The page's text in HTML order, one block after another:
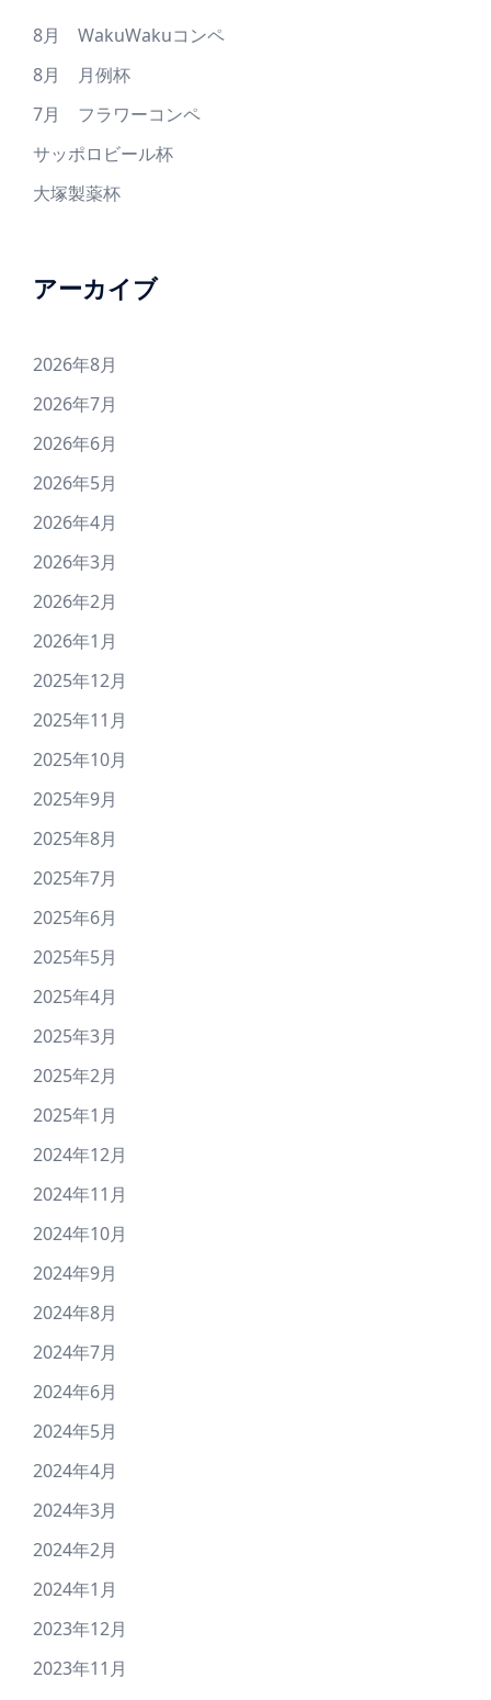
8月 WakuWakuコンペ
8月 月例杯
7月 フラワーコンペ
サッポロビール杯
大塚製薬杯
アーカイブ
2026年8月
2026年7月
2026年6月
2026年5月
2026年4月
2026年3月
2026年2月
2026年1月
2025年12月
2025年11月
2025年10月
2025年9月
2025年8月
2025年7月
2025年6月
2025年5月
2025年4月
2025年3月
2025年2月
2025年1月
2024年12月
2024年11月
2024年10月
2024年9月
2024年8月
2024年7月
2024年6月
2024年5月
2024年4月
2024年3月
2024年2月
2024年1月
2023年12月
2023年11月